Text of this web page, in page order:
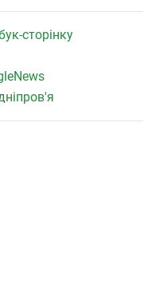
сторінку